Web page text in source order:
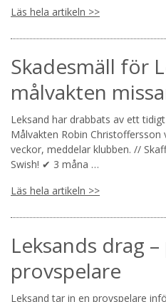
Läs hela artikeln >>
Skadesmäll för
målvakten
Leksand har drabbats av ett
Målvakten Robin
veckor, meddelar klubben. //
Swish! ✔ 3 måna …
Läs hela artikeln >>
Leksands drag
provspelare
Leksand tar in en provspelare